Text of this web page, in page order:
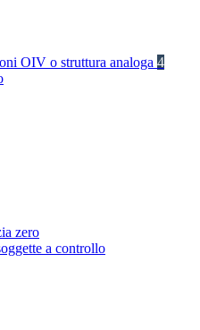
OIV o struttura analoga 4
zero
a controllo